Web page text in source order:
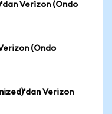
Verizon (Ondo
(Ondo
Verizon